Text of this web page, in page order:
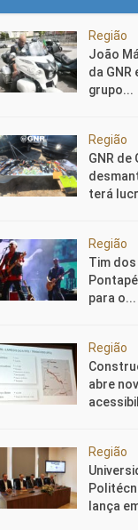
Região
João
da
grupo...
Região
GNR de
terá
Região
Tim
para o...
Região
abre
Região
lança